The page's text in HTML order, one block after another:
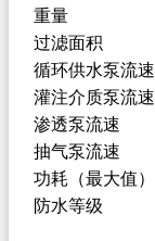
重量
过滤面积
循环供水泵流速
灌注介质泵流速
渗透泵流速
抽气泵流速
功耗（最大值）
防水等级